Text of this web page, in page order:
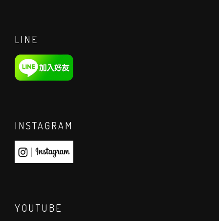
LINE
INSTAGRAM
YOUTUBE